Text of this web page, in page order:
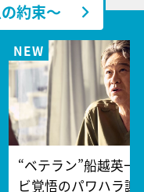
約束～
“ベテラン”船越英一
ビ覚悟のパワハラ謝